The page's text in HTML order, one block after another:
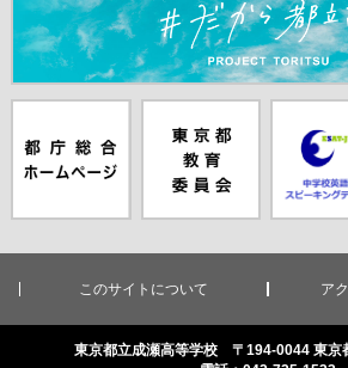
ムページ（別
ウインドウが
員会（別ウイ
ンドウが開き
ピーキ
スト（
ンドウ
このサイトについて ア
東京都立成瀬高等学校 〒194-0044 東京